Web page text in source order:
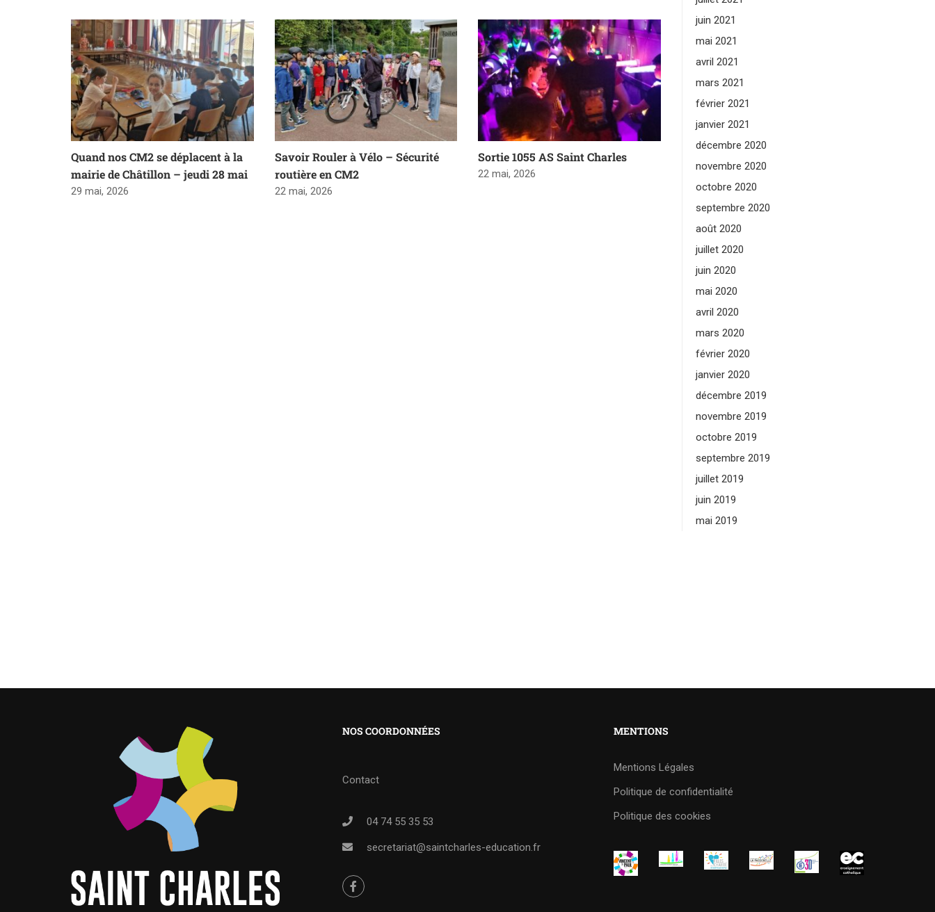
Quand nos CM2 se déplacent à la
mairie de Châtillon – jeudi 28 mai
29 mai, 2026
Savoir Rouler à Vélo – Sécurité
routière en CM2
22 mai, 2026
Sortie 1055 AS Saint Charles
22 mai, 2026
juin 2021
mai 2021
avril 2021
mars 2021
février 2021
janvier 2021
décembre 2020
novembre 2020
octobre 2020
septembre 2020
août 2020
juillet 2020
juin 2020
mai 2020
avril 2020
mars 2020
février 2020
janvier 2020
décembre 2019
novembre 2019
octobre 2019
septembre 2019
juillet 2019
juin 2019
mai 2019
NOS COORDONNÉES
Contact
04 74 55 35 53
secretariat@saintcharles-education.fr
MENTIONS
Mentions Légales
Politique de confidentialité
Politique des cookies